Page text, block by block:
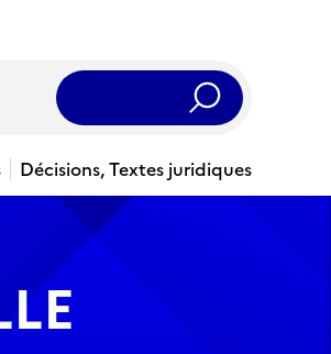
Rechercher
Décisions, Textes juridiques